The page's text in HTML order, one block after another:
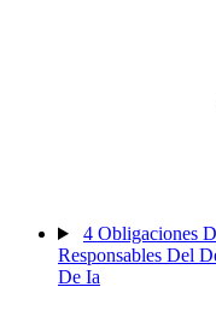
4 Obligaciones
Responsables Del
De Ia